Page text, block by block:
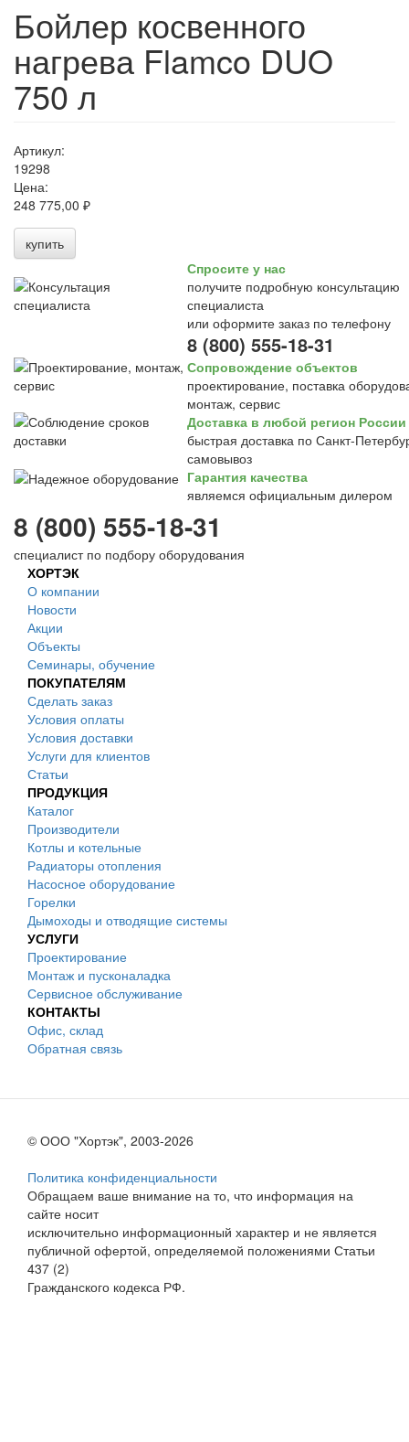
Бойлер косвенного
нагрева Flamco DUO
750 л
Артикул:
19298
Цена:
248 775,00 ₽
купить
Спросите у нас
получите подробную консультацию
специалиста
или оформите заказ по телефону
8 (800) 555-18-31
Сопровождение объектов
проектирование, поставка
монтаж, сервис
Доставка в любой регион России
быстрая доставка по Санкт-
самовывоз
Гарантия качества
являемся официальным дилером
8 (800) 555-18-31
специалист по подбору оборудования
ХОРТЭК
О компании
Новости
Акции
Объекты
Семинары, обучение
ПОКУПАТЕЛЯМ
Сделать заказ
Условия оплаты
Условия доставки
Услуги для клиентов
Статьи
ПРОДУКЦИЯ
Каталог
Производители
Котлы и котельные
Радиаторы отопления
Насосное оборудование
Горелки
Дымоходы и отводящие системы
УСЛУГИ
Проектирование
Монтаж и пусконаладка
Сервисное обслуживание
КОНТАКТЫ
Офис, склад
Обратная связь
© ООО "Хортэк", 2003-2026
Политика конфиденциальности
Обращаем ваше внимание на то, что информация на
сайте носит
исключительно информационный характер и не является
публичной офертой, определяемой положениями Статьи
437 (2)
Гражданского кодекса РФ.